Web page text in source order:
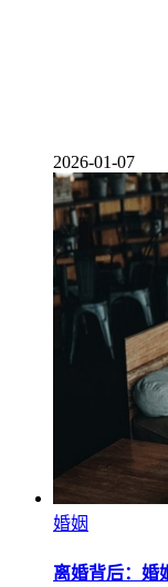
2026-01-07
婚姻
离婚背后：婚